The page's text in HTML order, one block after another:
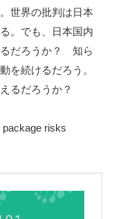
世界の批判は日本
。でも、日本国内
るだろうか？ 知ら
を続けるだろう。
るだろうか？
package risks